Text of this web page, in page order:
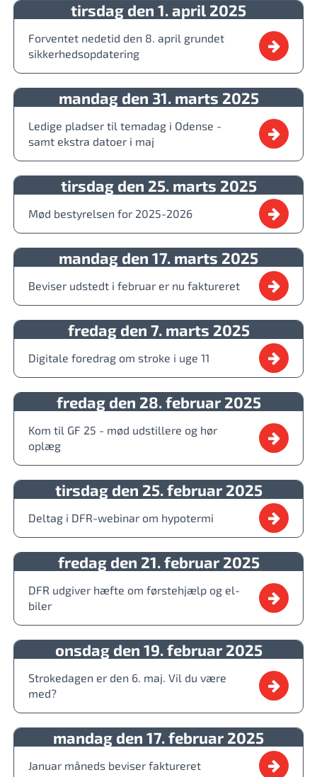
tirsdag den 1. april 2025
Forventet nedetid den 8. april grundet
sikkerhedsopdatering
mandag den 31. marts 2025
Ledige pladser til temadag i Odense -
samt ekstra datoer i maj
tirsdag den 25. marts 2025
Mød bestyrelsen for 2025-2026
mandag den 17. marts 2025
Beviser udstedt i februar er nu faktureret
fredag den 7. marts 2025
Digitale foredrag om stroke i uge 11
fredag den 28. februar 2025
Kom til GF 25 - mød udstillere og hør
oplæg
tirsdag den 25. februar 2025
Deltag i DFR-webinar om hypotermi
fredag den 21. februar 2025
DFR udgiver hæfte om førstehjælp og el-
biler
onsdag den 19. februar 2025
Strokedagen er den 6. maj. Vil du være
med?
mandag den 17. februar 2025
Januar måneds beviser faktureret